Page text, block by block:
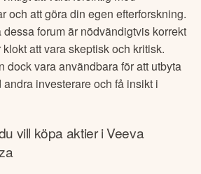
och att göra din egen efterforskning.
forum är nödvändigtvis korrekt
att vara skeptisk och kritisk.
dock vara användbara för att utbyta
investerare och få insikt i
vill köpa aktier iVeeva